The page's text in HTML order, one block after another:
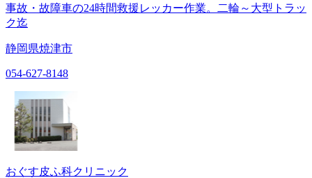
事故・故障車の24時間救援レッカー作業。二輪～大型トラッ
ク迄
静岡県焼津市
054-627-8148
おぐす皮ふ科クリニック